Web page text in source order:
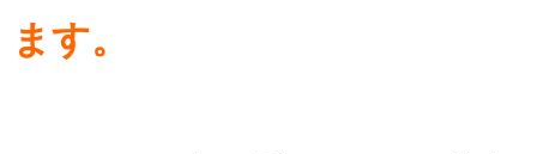
ます。